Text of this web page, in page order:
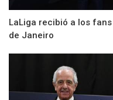
LaLiga recibió a los
de Janeiro